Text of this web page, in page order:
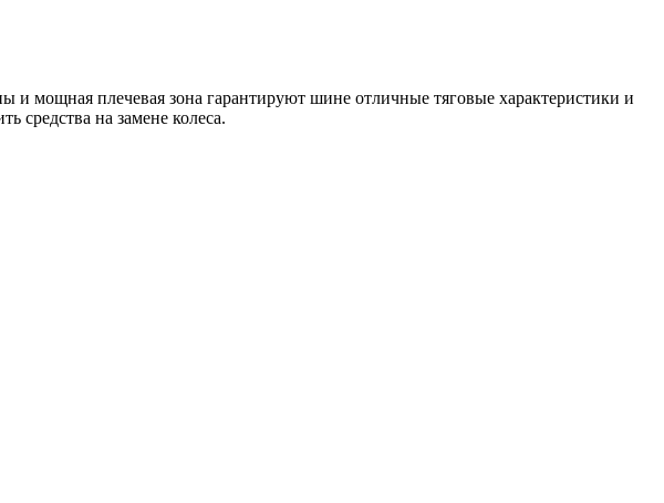
мощная плечевая зона гарантируют шине отличные тяговые характеристики и
средства на замене колеса.